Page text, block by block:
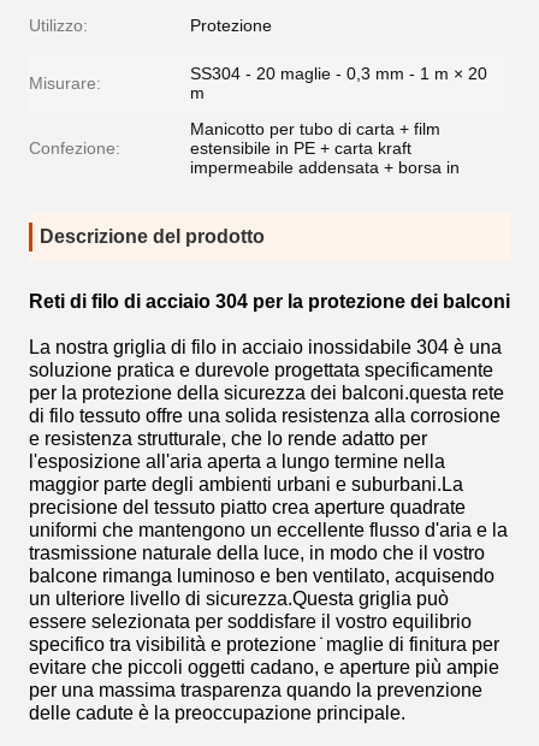
Utilizzo: Protezione
Misurare:
SS304 - 20 maglie - 0,3 mm - 1 m × 20
m
Confezione:
Manicotto per tubo di carta + film
estensibile in PE + carta kraft
impermeabile addensata + borsa in
Descrizione del prodotto
Reti di filo di acciaio 304 per la protezione dei balconi
La nostra griglia di filo in acciaio inossidabile 304 è una
soluzione pratica e durevole progettata specificamente
per la protezione della sicurezza dei balconi.questa rete
di filo tessuto offre una solida resistenza alla corrosione
e resistenza strutturale, che lo rende adatto per
l'esposizione all'aria aperta a lungo termine nella
maggior parte degli ambienti urbani e suburbani.La
precisione del tessuto piatto crea aperture quadrate
uniformi che mantengono un eccellente flusso d'aria e la
trasmissione naturale della luce, in modo che il vostro
balcone rimanga luminoso e ben ventilato, acquisendo
un ulteriore livello di sicurezza.Questa griglia può
essere selezionata per soddisfare il vostro equilibrio
specifico tra visibilità e protezione ̇ maglie di finitura per
evitare che piccoli oggetti cadano, e aperture più ampie
per una massima trasparenza quando la prevenzione
delle cadute è la preoccupazione principale.